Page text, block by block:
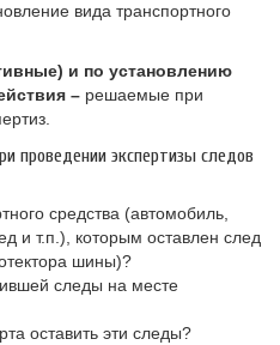
вида транспортного
и по установлению
– решаемые при
проведении экспертизы следов
средства (автомобиль,
и т.п.), которым оставлен след
шины)?
следы на месте
оставить эти следы?